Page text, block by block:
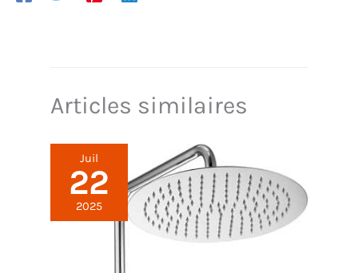
Articles similaires
Juil
22
2025